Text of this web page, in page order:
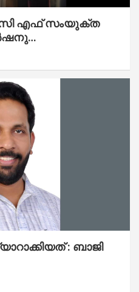
തുടക്കം
: ബാജി